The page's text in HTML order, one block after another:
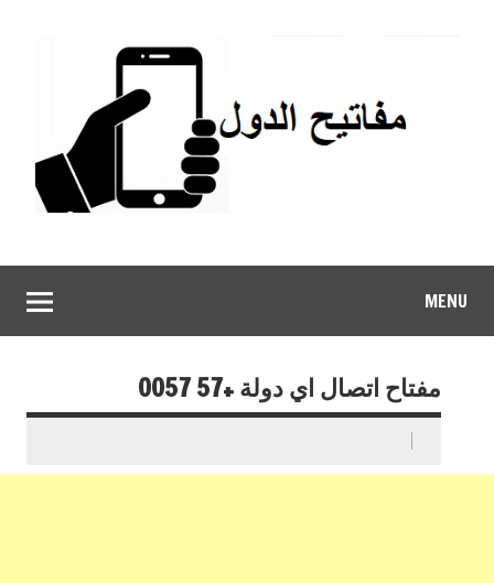
MENU
مفتاح اتصال اي دولة +57 0057